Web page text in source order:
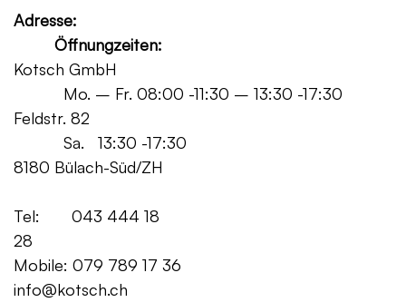
Adresse:
Öffnungzeiten:
Kotsch GmbH
Mo. – Fr. 08:00 -11:30 – 13:30 -17:30
Feldstr. 82
Sa. 13:30 -17:30
8180 Bülach-Süd/ZH
Tel: 043 444 18
28
Mobile: 079 789 17 36
info@kotsch.ch